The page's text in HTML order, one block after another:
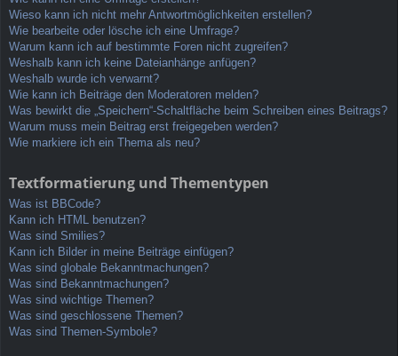
Wieso kann ich nicht mehr Antwortmöglichkeiten erstellen?
Wie bearbeite oder lösche ich eine Umfrage?
Warum kann ich auf bestimmte Foren nicht zugreifen?
Weshalb kann ich keine Dateianhänge anfügen?
Weshalb wurde ich verwarnt?
Wie kann ich Beiträge den Moderatoren melden?
Was bewirkt die „Speichern“-Schaltfläche beim Schreiben eines Beitrags?
Warum muss mein Beitrag erst freigegeben werden?
Wie markiere ich ein Thema als neu?
Textformatierung und Thementypen
Was ist BBCode?
Kann ich HTML benutzen?
Was sind Smilies?
Kann ich Bilder in meine Beiträge einfügen?
Was sind globale Bekanntmachungen?
Was sind Bekanntmachungen?
Was sind wichtige Themen?
Was sind geschlossene Themen?
Was sind Themen-Symbole?